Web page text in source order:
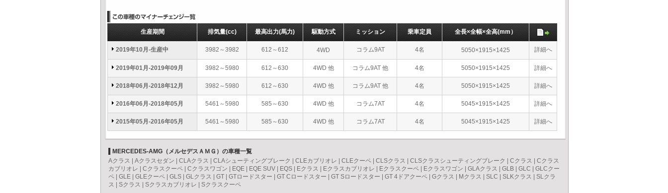
生産期間 排気量(cc) 最高出力(馬力) 駆動方式 ミッション 乗車定員 全長×全幅×全高(mm）
2019年10月-生産中 3982～3982 612～612 4WD コラム9AT 4名 5050×1915×1425 詳細へ
2019年01月-2019年09月 3982～5980 612～630 4WD 他 コラム9AT 他 4名 5050×1915×1425 詳細へ
2018年06月-2018年12月 3982～5980 612～630 4WD 他 コラム9AT 他 4名 5050×1915×1425 詳細へ
2016年06月-2018年05月 5461～5980 585～630 4WD 他 コラム7AT 4名 5045×1915×1425 詳細へ
2015年05月-2016年05月 5461～5980 585～630 4WD 他 コラム7AT 4名 5045×1915×1425 詳細へ
MERCEDES-AMG（メルセデスＡＭＧ）の車種一覧
Aクラス
Aクラスセダン CLAクラス CLAシューティングブレーク CLEカブリオレ CLEクーペ CLSクラス CLSクラスシューティングブレーク Cクラス
Cクラス
カブリオレ
Cクラスクーペ Cクラスワゴン EQE EQE SUV EQS Eクラス Eクラスカブリオレ Eクラスクーペ Eクラスワゴン GLAクラス GLB GLC
GLCクー
ペ
GLE GLEクーペ GLS GLクラス GT GTロードスター GT Cロードスター GT Sロードスター GT 4ドアクーペ Gクラス Mクラス SLC SLKクラス
SLクラ
ス
Sクラス Sクラスカブリオレ Sクラスクーペ